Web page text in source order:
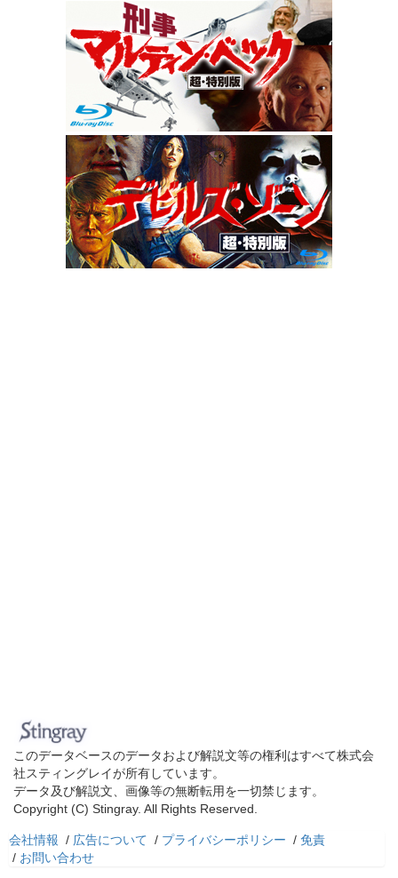
このデータベースのデータおよび解説文等の権利はすべて株式会
社スティングレイが所有しています。
データ及び解説文、画像等の無断転用を一切禁じます。
Copyright (C) Stingray. All Rights Reserved.
会社情報 / 広告について / プライバシーポリシー / 免責
/ お問い合わせ